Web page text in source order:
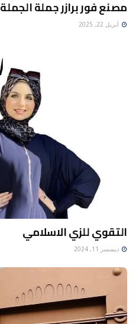
مصنع فور برازر جملة الجملة
أبريل 22, 2025
التقوي للزي الاسلامي
ديسمبر 11, 2024